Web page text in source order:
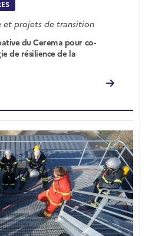
et projets de transition
du Cerema pour co-
de résilience de la